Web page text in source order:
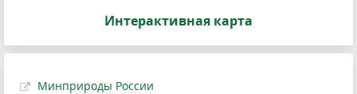
Интерактивная карта
Минприроды России